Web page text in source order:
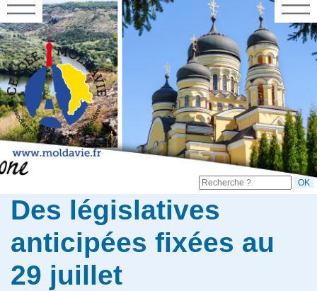
Des législatives
anticipées fixées au
29 juillet